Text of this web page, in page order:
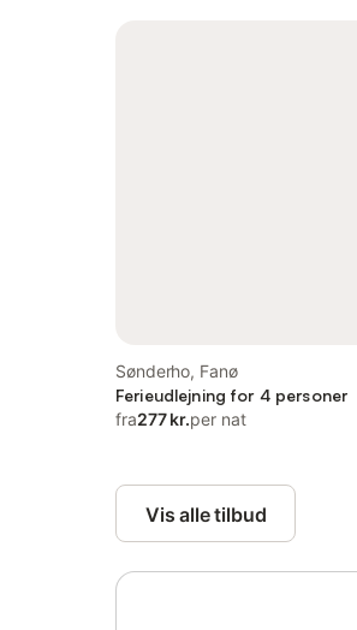
Sønderho, Fanø
Ferieudlejning for 4 personer
fra277 kr.per nat
Vis alle tilbud